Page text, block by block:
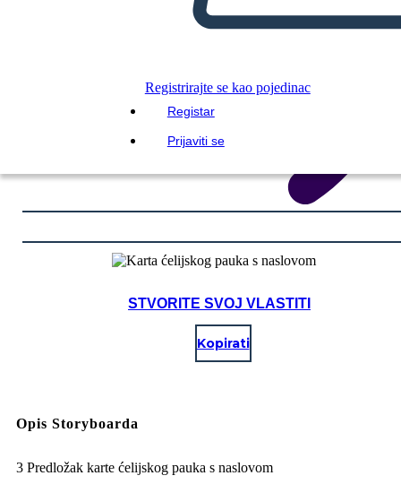
Registrirajte se kao pojedinac
Registar
Prijaviti se
STVORITE SVOJ VLASTITI
Kopirati
Opis Storyboarda
3 Predložak karte ćelijskog pauka s naslovom